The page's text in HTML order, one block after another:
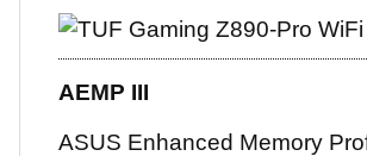
AEMP III
ASUS Enhanced Memory